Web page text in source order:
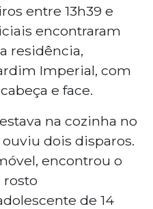
entre 13h39 e
encontraram
residência,
Imperial, com
e face.
na cozinha no
dois disparos.
encontrou o
rosto
de 14